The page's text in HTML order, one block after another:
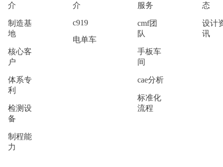
介
制造基
地
核心客
户
体系专
利
检测设
备
制程能
力
介
c919
电单车
服务
cmf团
队
手板车
间
cae分析
标准化
流程
态
设计
讯